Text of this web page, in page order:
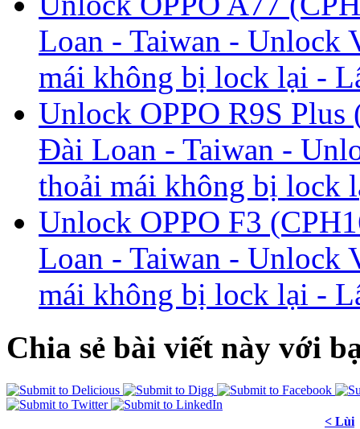
Loan - Taiwan - Unlock
mái không bị lock lại -
Unlock OPPO R9S Plus
Đài Loan - Taiwan -
thoải mái không bị lock
Unlock OPPO F3
Loan - Taiwan - Unlock
mái không bị lock lại -
Chia sẻ bài viết này với
< Lùi